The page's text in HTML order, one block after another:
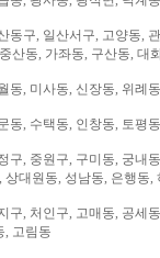
동구, 일산서구, 고양동,
산동, 가좌동, 구산동, 대
동, 미사동, 신장동, 위례
동, 수택동, 인창동, 토평동
구, 중원구, 구미동, 궁내
상대원동, 성남동, 은행동,
구, 처인구, 고매동, 공세
, 고림동